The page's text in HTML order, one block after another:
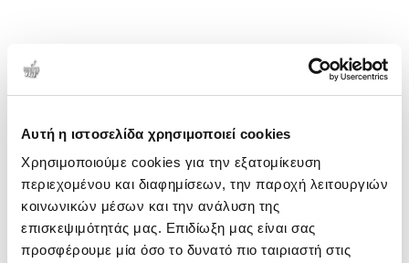
Αυτή η ιστοσελίδα χρησιμοποιεί cookies
Χρησιμοποιούμε cookies για την εξατομίκευση
περιεχομένου και διαφημίσεων, την παροχή λειτουργιών
κοινωνικών μέσων και την ανάλυση της
επισκεψιμότητάς μας. Επιδίωξη μας είναι σας
προσφέρουμε μία όσο το δυνατό πιο ταιριαστή στις